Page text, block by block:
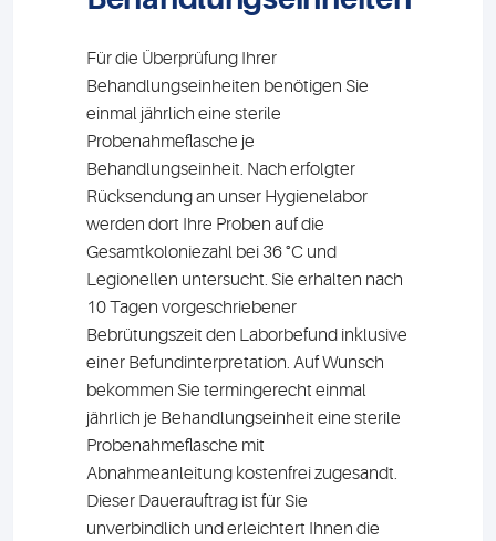
Für die Überprüfung Ihrer
Behandlungseinheiten benötigen Sie
einmal jährlich eine sterile
Probenahmeflasche je
Behandlungseinheit. Nach erfolgter
Rücksendung an unser Hygienelabor
werden dort Ihre Proben auf die
Gesamtkoloniezahl bei 36 °C und
Legionellen untersucht. Sie erhalten nach
10 Tagen vorgeschriebener
Bebrütungszeit den Laborbefund inklusive
einer Befundinterpretation. Auf Wunsch
bekommen Sie termingerecht einmal
jährlich je Behandlungseinheit eine sterile
Probenahmeflasche mit
Abnahmeanleitung kostenfrei zugesandt.
Dieser Dauerauftrag ist für Sie
unverbindlich und erleichtert Ihnen die